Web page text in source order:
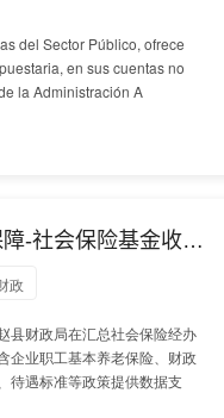
del Sector Público, ofrece
en sus cuentas no
la Administración A
-社会保险基金收支
政
县财政局在汇总社会保险经办
企业职工基本养老保险、财政
待遇标准等政策提供数据支